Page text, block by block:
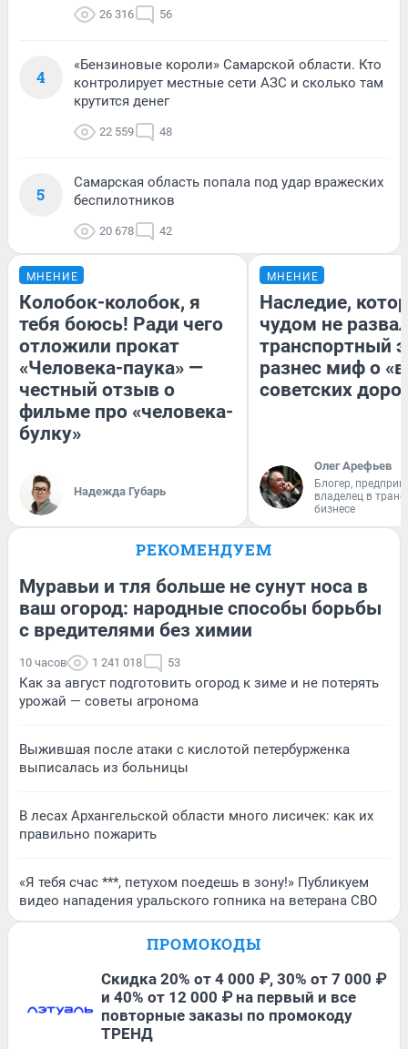
26 316 56
4
«Бензиновые короли» Самарской области. Кто
контролирует местные сети АЗС и сколько там
крутится денег
22 559 48
5
Самарская область попала под удар вражеских
беспилотников
20 678 42
МНЕНИЕ
Колобок-колобок, я
тебя боюсь! Ради чего
отложили прокат
«Человека-паука» —
честный отзыв о
фильме про «человека-
булку»
Надежда Губарь
МНЕНИЕ
Наследие,
чудом не
транспортный
разнес миф о
советских
Олег Арефьев
Блогер,
владелец в
бизнесе
РЕКОМЕНДУЕМ
Муравьи и тля больше не сунут носа в
ваш огород: народные способы борьбы
с вредителями без химии
10 часов 1 241 018 53
Как за август подготовить огород к зиме и не потерять
урожай — советы агронома
Выжившая после атаки с кислотой петербурженка
выписалась из больницы
В лесах Архангельской области много лисичек: как их
правильно пожарить
«Я тебя счас ***, петухом поедешь в зону!» Публикуем
видео нападения уральского гопника на ветерана СВО
ПРОМОКОДЫ
Скидка 20% от 4 000 ₽, 30% от 7 000 ₽
и 40% от 12 000 ₽ на первый и все
повторные заказы по промокоду
ТРЕНД